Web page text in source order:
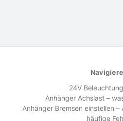
24V
Anhänger Achslast –
Anhänger Bremsen einstellen –
häufige